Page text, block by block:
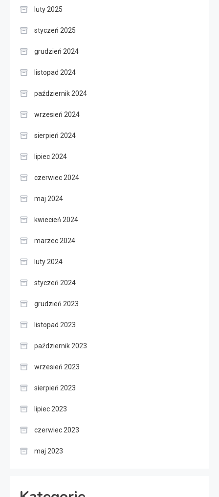
luty 2025
styczeń 2025
grudzień 2024
listopad 2024
październik 2024
wrzesień 2024
sierpień 2024
lipiec 2024
czerwiec 2024
maj 2024
kwiecień 2024
marzec 2024
luty 2024
styczeń 2024
grudzień 2023
listopad 2023
październik 2023
wrzesień 2023
sierpień 2023
lipiec 2023
czerwiec 2023
maj 2023